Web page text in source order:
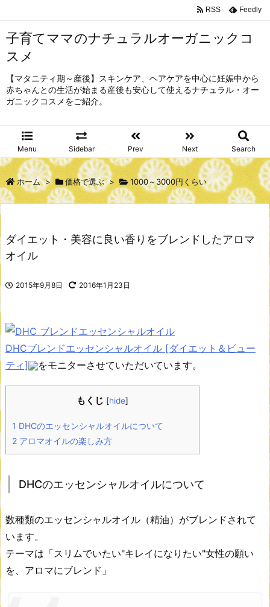
子育てママのナチュラルオーガニックコ
スメ
【マタニティ期～産後】スキンケア、ヘアケアを中心に妊娠中から
赤ちゃんとの生活が始まる産後も安心して使えるナチュラル・オー
ガニックコスメをご紹介。
Menu Sidebar Prev Next Search
RSS Feedly
ホーム > 価格で選ぶ > 1000～3000円くらい
ダイエット・美容に良い香りをブレンドしたアロマ
オイル
2015年9月8日 2016年1月23日
DHCブレンドエッセンシャルオイル [ダイエット＆ビュー
ティ]
をモニターさせていただいています。
もくじ [hide]
1 DHCのエッセンシャルオイルについて
2 アロマオイルの楽しみ方
DHCのエッセンシャルオイルについて
数種類のエッセンシャルオイル（精油）がブレンドされて
います。
テーマは「スリムでいたい"キレイになりたい"女性の願い
を、アロマにブレンド」